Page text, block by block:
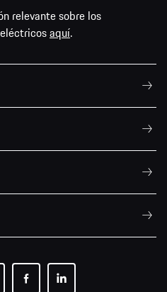
relevante sobre los
aquí.